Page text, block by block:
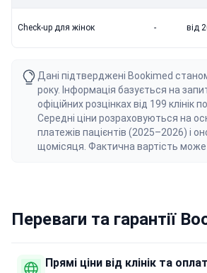
Check-up для жінок - від
Дані підтверджені Bookimed
року. Інформація базується на
офіційних розцінках від 199 клінік
Середні ціни розраховуються на
платежів пацієнтів (2025–2026) і
щомісяця. Фактична вартість може
Переваги та гарантії
Прямі ціни від клінік та